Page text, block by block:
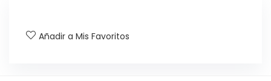
Añadir a Mis Favoritos